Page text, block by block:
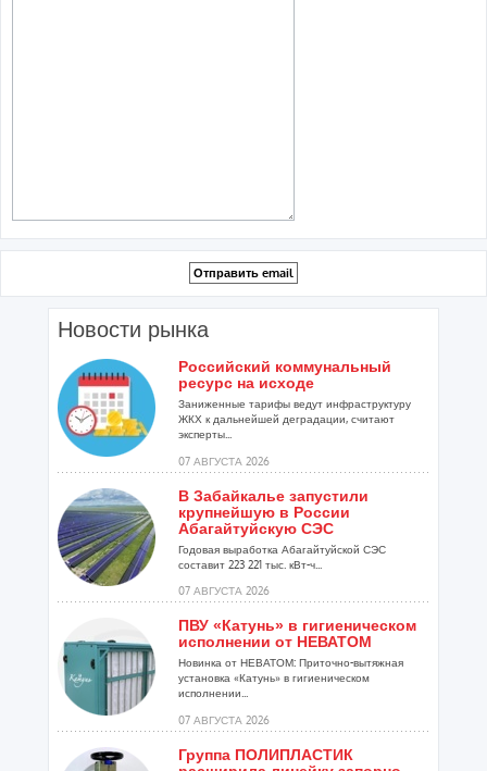
Новости рынка
Российский коммунальный
ресурс на исходе
Заниженные тарифы ведут инфраструктуру
ЖКХ к дальнейшей деградации, считают
эксперты...
07 АВГУСТА 2026
В Забайкалье запустили
крупнейшую в России
Абагайтуйскую СЭС
Годовая выработка Абагайтуйской СЭС
составит 223 221 тыс. кВт-ч...
07 АВГУСТА 2026
ПВУ «Катунь» в гигиеническом
исполнении от НЕВАТОМ
Новинка от НЕВАТОМ: Приточно-вытяжная
установка «Катунь» в гигиеническом
исполнении...
07 АВГУСТА 2026
Группа ПОЛИПЛАСТИК